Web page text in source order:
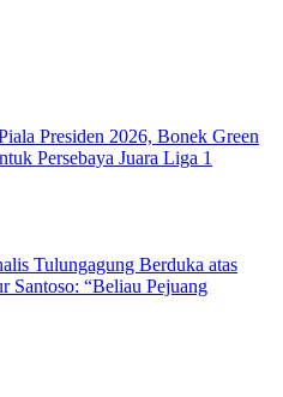
Presiden 2026, Bonek Green
Persebaya Juara Liga 1
Tulungagung Berduka atas
Santoso: “Beliau Pejuang